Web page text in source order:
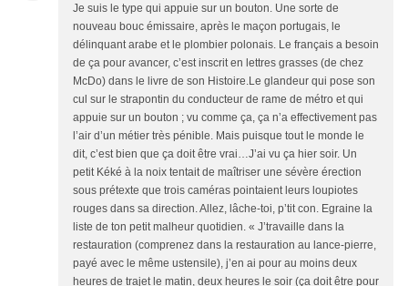
Je suis le type qui appuie sur un bouton. Une sorte de
nouveau bouc émissaire, après le maçon portugais, le
délinquant arabe et le plombier polonais. Le français a besoin
de ça pour avancer, c’est inscrit en lettres grasses (de chez
McDo) dans le livre de son Histoire.Le glandeur qui pose son
cul sur le strapontin du conducteur de rame de métro et qui
appuie sur un bouton ; vu comme ça, ça n’a effectivement pas
l’air d’un métier très pénible. Mais puisque tout le monde le
dit, c’est bien que ça doit être vrai…J’ai vu ça hier soir. Un
petit Kéké à la noix tentait de maîtriser une sévère érection
sous prétexte que trois caméras pointaient leurs loupiotes
rouges dans sa direction. Allez, lâche-toi, p’tit con. Egraine la
liste de ton petit malheur quotidien. « J’travaille dans la
restauration (comprenez dans la restauration au lance-pierre,
payé avec le même ustensile), j’en ai pour au moins deux
heures de trajet le matin, deux heures le soir (ça doit être pour